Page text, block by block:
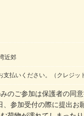
近郊
支払いください。（クレジッ
のご参加は保護者の同意
参加受付の際に提出お